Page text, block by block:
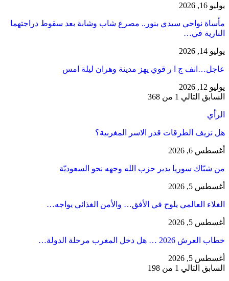
يوليو 16, 2026
مأساة نواحي سيدي بنور.. مصرع شاب وشابة بعد سقوط دراجتهما
النارية في…
يوليو 14, 2026
عاجل…انف ج ا ر قوي يهز مدينة وهران ليلة امس
يوليو 12, 2026
السابق التالي 1 من 368
الرأي
هل نزيف الطرقات قدر الاسر المغربية؟
أغسطس 6, 2026
من شبّاك سوريا يدير حزب الله وجهه نحو السعوديّة
أغسطس 5, 2026
الغلاء العالمي يلوح في الأفق… والأمن الغذائي يواجه…
أغسطس 5, 2026
خطاب العرش 2026 … هل دخل المغرب مرحلة الدولة…
أغسطس 5, 2026
السابق التالي 1 من 198